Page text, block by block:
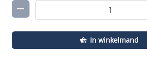
In winkelmand